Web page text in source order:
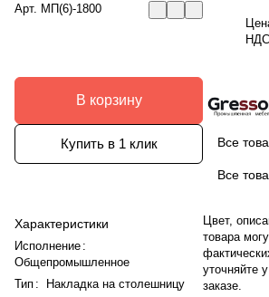
Арт. МП(6)-1800
В корзину
Купить в 1 клик
Характеристики
Исполнение :
Общепромышленное
Тип :
Накладка на столешницу
Все
Все
Цвет,
товара
уточняйте
заказе.